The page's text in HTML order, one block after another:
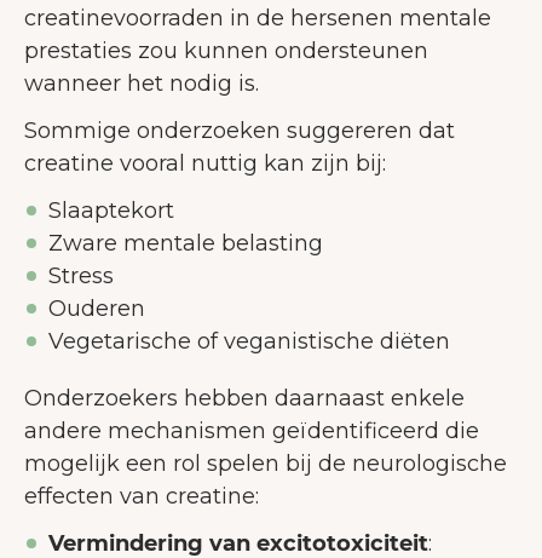
creatinevoorraden in de hersenen mentale
prestaties zou kunnen ondersteunen
wanneer het nodig is.
Sommige onderzoeken suggereren dat
creatine vooral nuttig kan zijn bij:
Slaaptekort
Zware mentale belasting
Stress
Ouderen
Vegetarische of veganistische diëten
Onderzoekers hebben daarnaast enkele
andere mechanismen geïdentificeerd die
mogelijk een rol spelen bij de neurologische
effecten van creatine:
Vermindering van excitotoxiciteit: